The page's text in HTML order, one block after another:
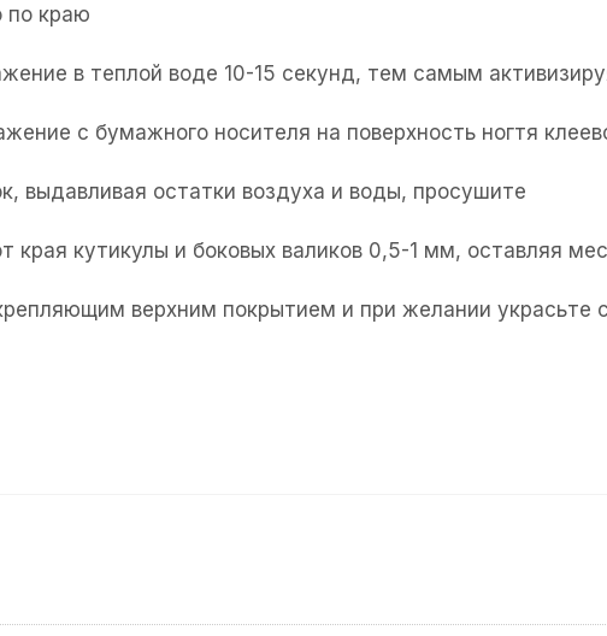
по краю
в теплой воде 10-15 секунд, тем самым
с бумажного носителя на поверхность ногтя
выдавливая остатки воздуха и воды, просушите
края кутикулы и боковых валиков 0,5-1 мм, оставляя
верхним покрытием и при желании украсьте